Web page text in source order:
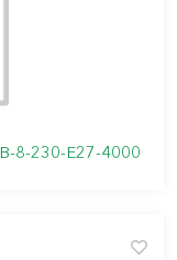
8-230-E27-4000